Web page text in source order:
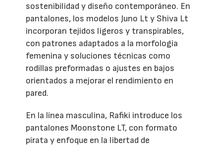
sostenibilidad y diseño contemporáneo. En
pantalones, los modelos Juno Lt y Shiva Lt
incorporan tejidos ligeros y transpirables,
con patrones adaptados a la morfología
femenina y soluciones técnicas como
rodillas preformadas o ajustes en bajos
orientados a mejorar el rendimiento en
pared.
En la línea masculina, Rafiki introduce los
pantalones Moonstone LT, con formato
pirata y enfoque en la libertad de